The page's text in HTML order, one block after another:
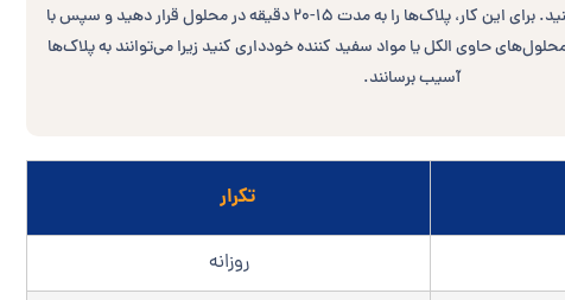
سفید یا جوش شیرین استفاده کنید. برای این کار، پلاک‌ها را به مدت 15-20 دقیقه در محلول قرار دهید و سپس با
حاوی الکل یا مواد سفید کننده خودداری کنید زیرا می‌توانند به پلاک‌ها
آسیب برسانند.
تکرار
روزانه